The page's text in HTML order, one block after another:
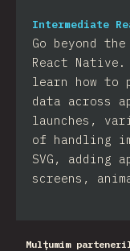
Intermediate
Go beyond
React
learn how to
data across
launches,
of handling
SVG, adding
screens,
Mulțumim